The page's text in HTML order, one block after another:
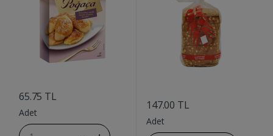
65.75 TL
Adet
147.00 TL
Adet